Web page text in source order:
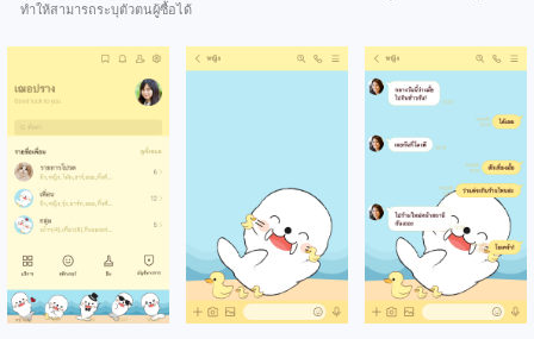
ทำให้สามารถระบุตัวตนผู้ซื้อได้